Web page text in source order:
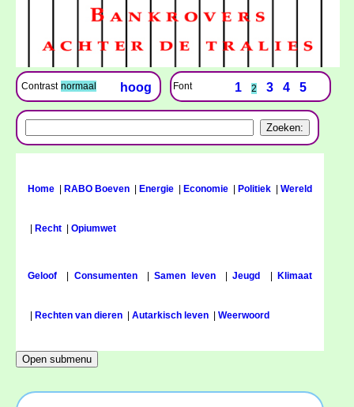
Contrast normaal hoog Font 1 2 3 4 5
Home RABO Boeven Energie Economie Politiek Wereld
Recht Opiumwet
Geloof Consumenten|Samen leven|Jeugd Klimaat
Rechten van dieren Autarkisch leven Weerwoord